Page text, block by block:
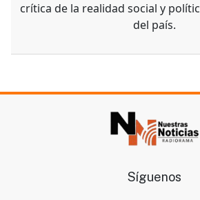
crítica de la realidad social y
del país.
Síguenos